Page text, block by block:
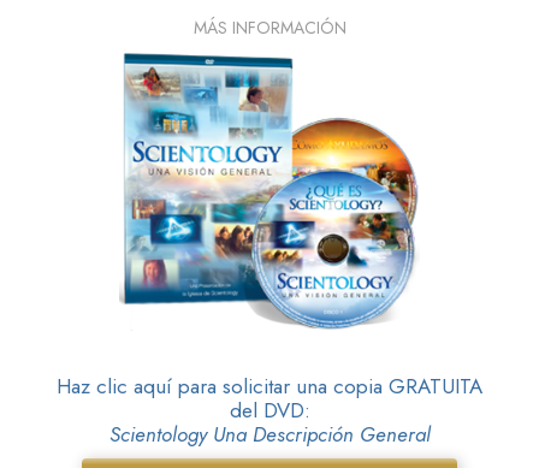
MÁS INFORMACIÓN
Haz clic aquí para solicitar una copia GRATUITA
del DVD:
Scientology Una Descripción General